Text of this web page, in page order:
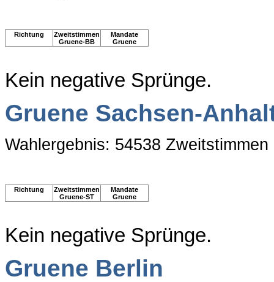
Richtung
Zweitstimmen
Gruene-BB
Mandate
Gruene
Kein negative Sprünge.
Gruene Sachsen-
Wahlergebnis: 54538 Zweitstimmen
Richtung
Zweitstimmen
Gruene-ST
Mandate
Gruene
Kein negative Sprünge.
Gruene Berlin